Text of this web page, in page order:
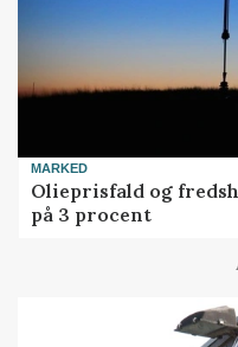
MARKED
Olieprisfald og
på 3 procent